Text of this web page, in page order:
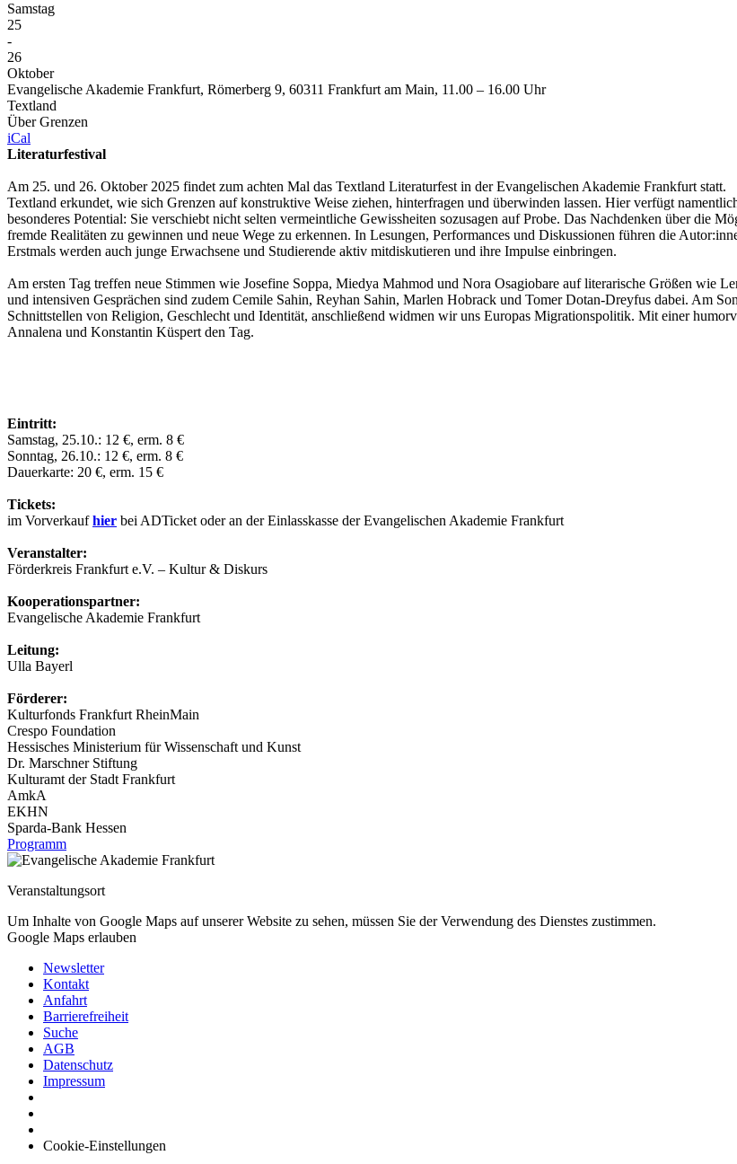
Samstag
25
-
26
Oktober
Evangelische Akademie Frankfurt, Römerberg 9, 60311 Frankfurt am Main, 11.00 – 16.00 Uhr
Textland
Über Grenzen
iCal
Literaturfestival
Am 25. und 26. Oktober 2025 findet zum achten Mal das Textland Literaturfest in der Evangelischen Akademie Frankfurt statt.
Textland erkundet, wie sich Grenzen auf konstruktive Weise ziehen, hinterfragen und überwinden lassen. Hier verfügt
besonderes Potential: Sie verschiebt nicht selten vermeintliche Gewissheiten sozusagen auf Probe. Das Nachdenken über die
fremde Realitäten zu gewinnen und neue Wege zu erkennen. In Lesungen, Performances und Diskussionen führen die
Erstmals werden auch junge Erwachsene und Studierende aktiv mitdiskutieren und ihre Impulse einbringen.
Am ersten Tag treffen neue Stimmen wie Josefine Soppa, Miedya Mahmod und Nora Osagiobare auf literarische Größen wie
und intensiven Gesprächen sind zudem Cemile Sahin, Reyhan Sahin, Marlen Hobrack und Tomer Dotan-Dreyfus dabei. Am
Schnittstellen von Religion, Geschlecht und Identität, anschließend widmen wir uns Europas Migrationspolitik. Mit einer
Annalena und Konstantin Küspert den Tag.
Eintritt:
Samstag, 25.10.: 12 €, erm. 8 €
Sonntag, 26.10.: 12 €, erm. 8 €
Dauerkarte: 20 €, erm. 15 €
Tickets:
im Vorverkaufhier bei ADTicket oder an der Einlasskasse der Evangelischen Akademie Frankfurt
Veranstalter:
Förderkreis Frankfurt e.V. – Kultur & Diskurs
Kooperationspartner:
Evangelische Akademie Frankfurt
Leitung:
Ulla Bayerl
Förderer:
Kulturfonds Frankfurt RheinMain
Crespo Foundation
Hessisches Ministerium für Wissenschaft und Kunst
Dr. Marschner Stiftung
Kulturamt der Stadt Frankfurt
AmkA
EKHN
Sparda-Bank Hessen
Programm
Veranstaltungsort
Um Inhalte von Google Maps auf unserer Website zu sehen, müssen Sie der Verwendung des Dienstes zustimmen.
Google Maps erlauben
Newsletter
Kontakt
Anfahrt
Barrierefreiheit
Suche
AGB
Datenschutz
Impressum
Cookie-Einstellungen